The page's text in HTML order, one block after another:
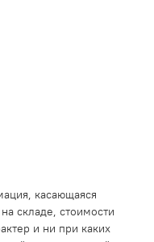
касающаяся
складе, стоимости
и ни при каких